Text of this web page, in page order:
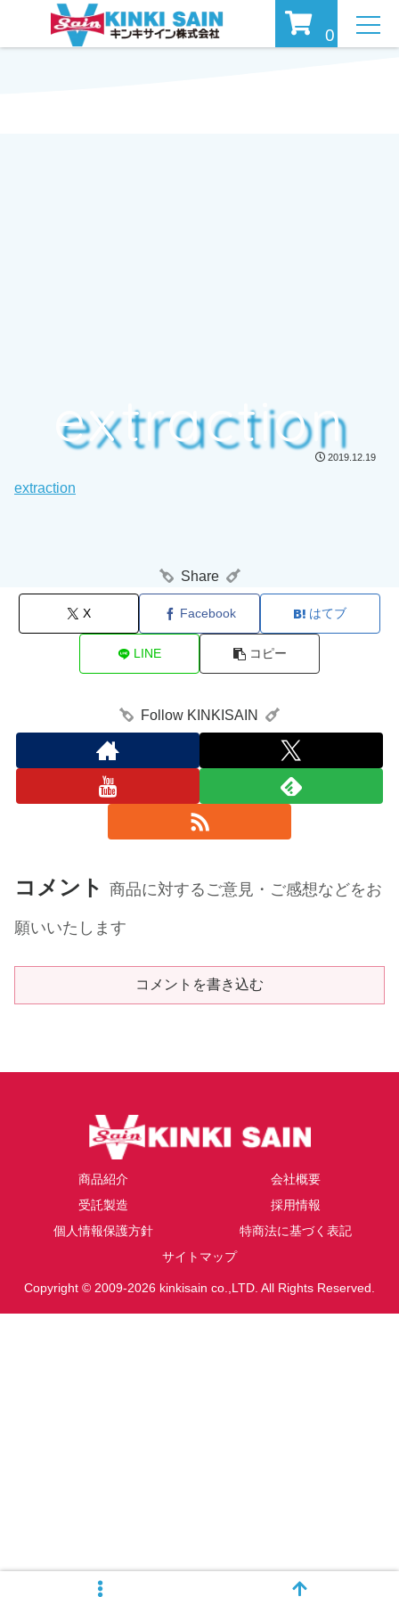
extraction
2019.12.19
extraction
Share
X Facebook はてブ
LINE コピー
Follow KINKISAIN
コメント 商品に対するご意見・ご感想などをお
願いいたします
コメントを書き込む
商品紹介
会社概要
受託製造
採用情報
個人情報保護方針
特商法に基づく表記
サイトマップ
Copyright © 2009-2026 kinkisain co.,LTD. All Rights Reserved.
0